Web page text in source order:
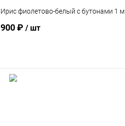
Ирис фиолетово-белый с бутонами 1 м
900 ₽ / шт
В корзину